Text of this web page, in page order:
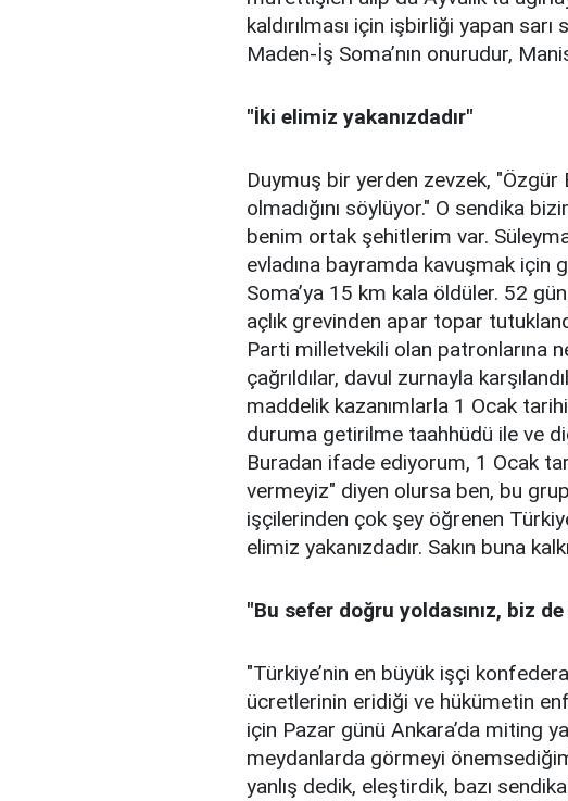
kaldırılması için işbirliği yapan sarı
Maden-İş Soma’nın onurudur,
"İki elimiz yakanızdadır"
Duymuş bir yerden zevzek, "Özgür
olmadığını söylüyor." O sendika
benim ortak şehitlerim var.
evladına bayramda kavuşmak için
Soma’ya 15 km kala öldüler. 52
açlık grevinden apar topar
Parti milletvekili olan patronlarına
çağrıldılar, davul zurnayla
maddelik kazanımlarla 1 Ocak
duruma getirilme taahhüdü ile ve
Buradan ifade ediyorum, 1 Ocak
vermeyiz" diyen olursa ben, bu
işçilerinden çok şey öğrenen
elimiz yakanızdadır. Sakın buna
"Bu sefer doğru yoldasınız, biz
"Türkiye’nin en büyük işçi
ücretlerinin eridiği ve hükümetin
için Pazar günü Ankara’da miting
meydanlarda görmeyi
yanlış dedik, eleştirdik, bazı